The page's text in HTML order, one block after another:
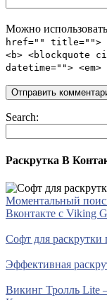
Можно
href="" title="">
<b> <blockquote
datetime="">
Search:
Раскрутка В
Моментальный
Вконтакте с Viking
Софт для
Эффективная
Викинг Тролль Lite